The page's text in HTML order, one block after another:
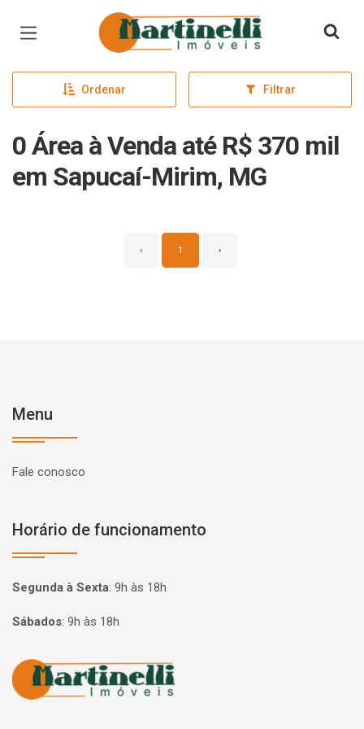
Página inicial
Ordenar Filtrar
0 Área à Venda até R$ 370 mil
em Sapucaí-Mirim, MG
‹ 1 ›
Menu
Fale conosco
Horário de funcionamento
Segunda à Sexta: 9h às 18h
Sábados: 9h às 18h
Página inicial